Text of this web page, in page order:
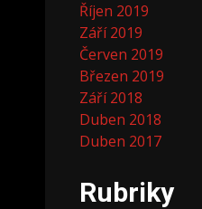
Říjen 2019
Září 2019
Červen 2019
Březen 2019
Září 2018
Duben 2018
Duben 2017
Rubriky